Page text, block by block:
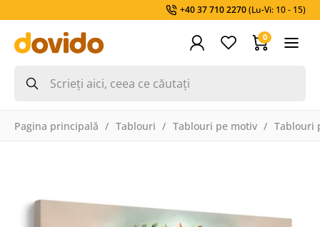
+40 37 710 2270(Lu-Vi: 10 - 15)
0
Pagina principală Tablouri Tablouri pe motiv Tablouri